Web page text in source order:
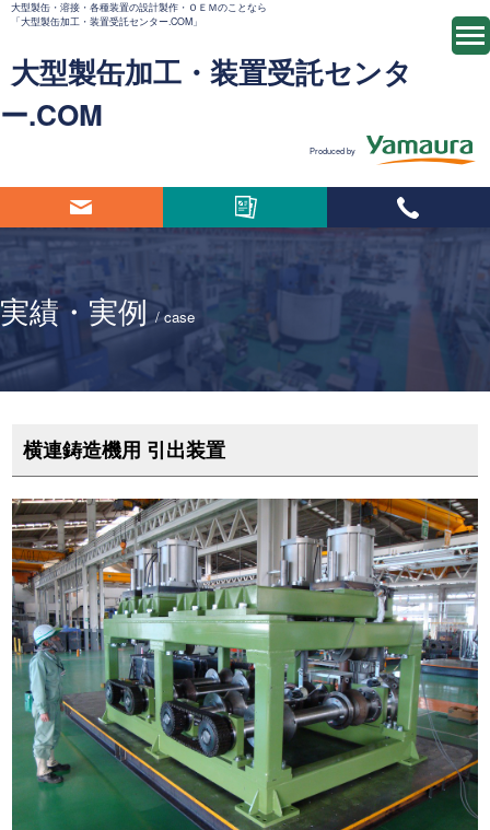
⼤型製⽸・溶接・各種装置の設計製作・ＯＥＭのことなら
「大型製缶加工・装置受託センター.COM」
大型製缶加工・装置受託センタ
ー.COM
Produced by
実績・実例/ case
横連鋳造機用 引出装置